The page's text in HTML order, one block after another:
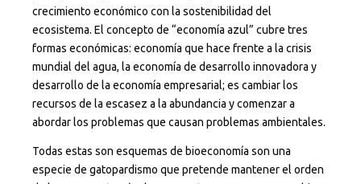
crecimiento económico con la sostenibilidad del
ecosistema. El concepto de “economía azul” cubre tres
formas económicas: economía que hace frente a la crisis
mundial del agua, la economía de desarrollo innovadora y
desarrollo de la economía empresarial; es cambiar los
recursos de la escasez a la abundancia y comenzar a
abordar los problemas que causan problemas ambientales.
Todas estas son esquemas de bioeconomía son una
especie de gatopardismo que pretende mantener el orden